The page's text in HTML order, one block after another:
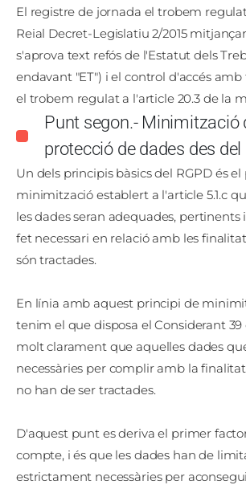
El registre de jornada el trobem
Reial Decret-Legislatiu 2/2015
s'aprova text refós de l'Estatut dels
endavant "ET") i el control d'accés
el trobem regulat a l'article 20.3 de la
Punt segon.- Minimització
protecció de dades des
Un dels principis bàsics del RGPD és
minimització establert a l'article 5.1.c
les dades seran adequades, pertinents
fet necessari en relació amb les
són tractades.
En línia amb aquest principi de
tenim el que disposa el Considerant 39
molt clarament que aquelles dades
necessàries per complir amb la
no han de ser tractades.
D'aquest punt es deriva el primer
compte, i és que les dades han de
estrictament necessàries per